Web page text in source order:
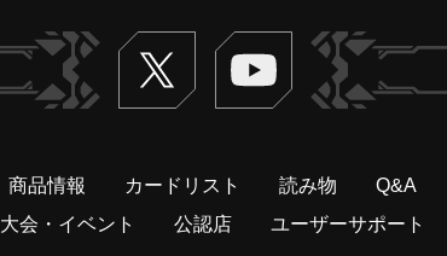
Twitter ヴァンガードch
商品情報 カードリスト 読み物 Q&A
大会・イベント 公認店 ユーザーサポート